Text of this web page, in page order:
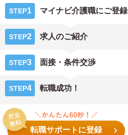
STEP1 マイナビ介護職にご登録
STEP2 求人のご紹介
STEP3 面接・条件交渉
STEP4 転職成功！
転職サポートに登録